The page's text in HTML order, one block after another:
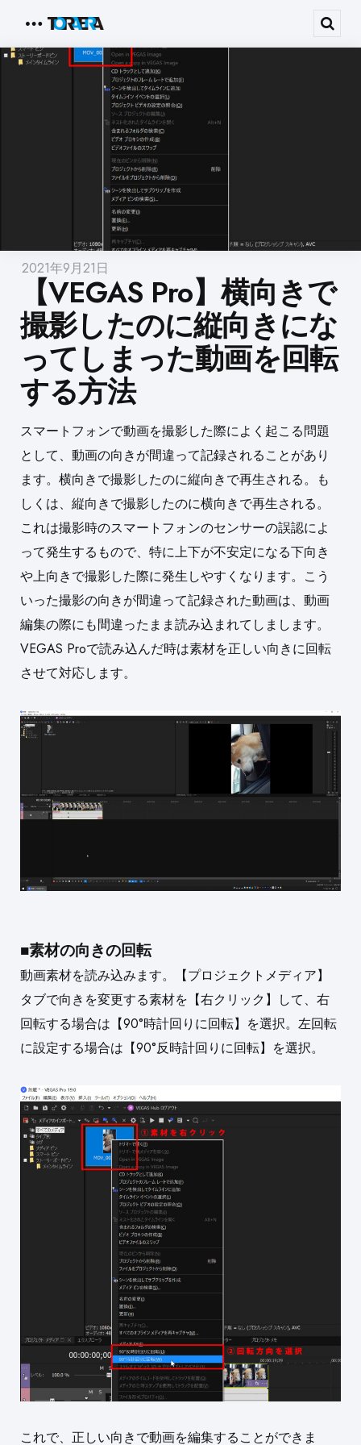
Menu
2021年9月21日
【VEGAS Pro】横向きで
撮影したのに縦向きにな
ってしまった動画を回転
する方法
スマートフォンで動画を撮影した際によく起こる問題
として、動画の向きが間違って記録されることがあり
ます。横向きで撮影したのに縦向きで再生される。も
しくは、縦向きで撮影したのに横向きで再生される。
これは撮影時のスマートフォンのセンサーの誤認によ
って発生するもので、特に上下が不安定になる下向き
や上向きで撮影した際に発生しやすくなります。 こう
いった撮影の向きが間違って記録された動画は、動画
編集の際にも間違ったまま読み込まれてしまします。
VEGAS Proで読み込んだ時は素材を正しい向きに回転
させて対応します。
■素材の向きの回転
動画素材を読み込みます。【プロジェクトメディア】
タブで向きを変更する素材を【右クリック】して、右
回転する場合は【90°時計回りに回転】を選択。左回転
に設定する場合は【90°反時計回りに回転】を選択。
これで、正しい向きで動画を編集することができま